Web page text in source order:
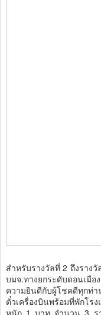
สำหรับรางวัลที่ 2 ถึงราง
บมจ.ทางยกระดับดอนเมื
ความยินดีกับผู้โชคดีทุกท่
ตั๋วเครื่องบินพร้อมที่พักโร